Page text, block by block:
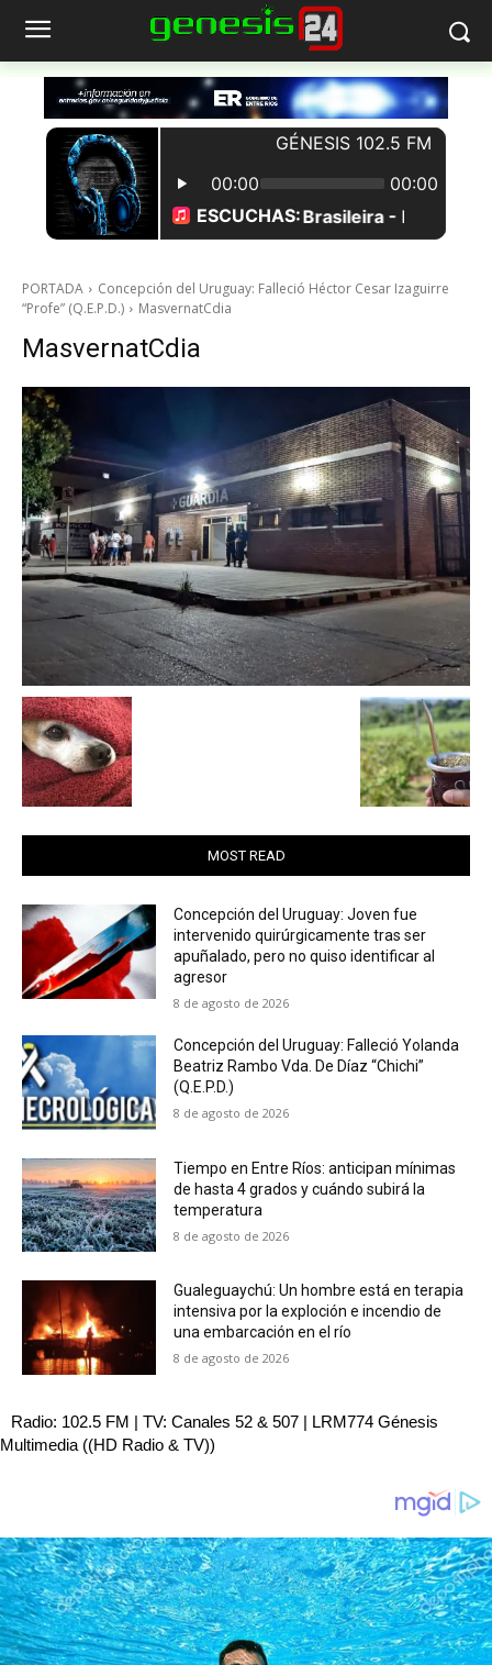
PORTADA
Concepción del Uruguay: Falleció Héctor Cesar Izaguirre
“Profe” (Q.E.P.D.)
MasvernatCdia
MasvernatCdia
MOST READ
Concepción del Uruguay: Joven fue
intervenido quirúrgicamente tras ser
apuñalado, pero no quiso identificar al
agresor
8 de agosto de 2026
Concepción del Uruguay: Falleció Yolanda
Beatriz Rambo Vda. De Díaz “Chichi”
(Q.E.P.D.)
8 de agosto de 2026
Tiempo en Entre Ríos: anticipan mínimas
de hasta 4 grados y cuándo subirá la
temperatura
8 de agosto de 2026
Gualeguaychú: Un hombre está en terapia
intensiva por la exploción e incendio de
una embarcación en el río
8 de agosto de 2026
Radio: 102.5 FM | TV: Canales 52 & 507 | LRM774 Génesis
Multimedia ((HD Radio & TV))